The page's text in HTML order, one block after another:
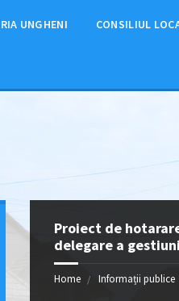
UNGHENI CONSILIUL
Proiect de
delegare a
Home Informații publice